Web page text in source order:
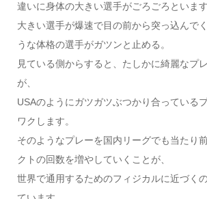
違いに身体の大きい選手がごろごろといます
大きい選手が爆速で目の前から突っ込んで
うな体格の選手がガツンと止める。
見ている側からすると、たしかに綺麗なプ
が、
USAのようにガツガツぶつかり合っている
ワクします。
そのようなプレーを国内リーグでも当たり
クトの回数を増やしていくことが、
世界で通用するためのフィジカルに近づく